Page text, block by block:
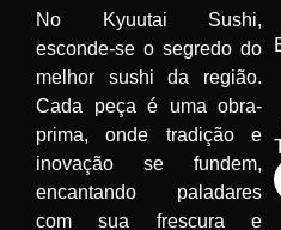
No Kyuutai Sushi,
esconde-se o segredo do
melhor sushi da região.
Cada peça é uma obra-
prima, onde tradição e
inovação se fundem,
encantando paladares
com sua frescura e